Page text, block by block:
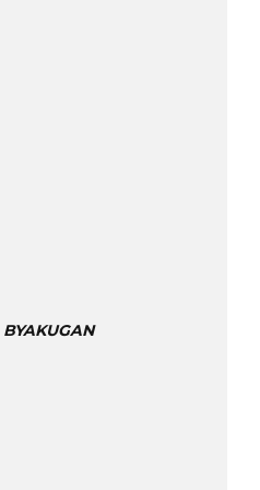
BYAKUGAN